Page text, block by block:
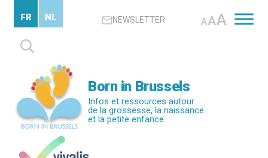
contenu
principal
NEWSLETTER AAA
Rechercher :
FR NL
Born in Brussels
Infos et ressources autour
de la grossesse, la naissance
et la petite enfance